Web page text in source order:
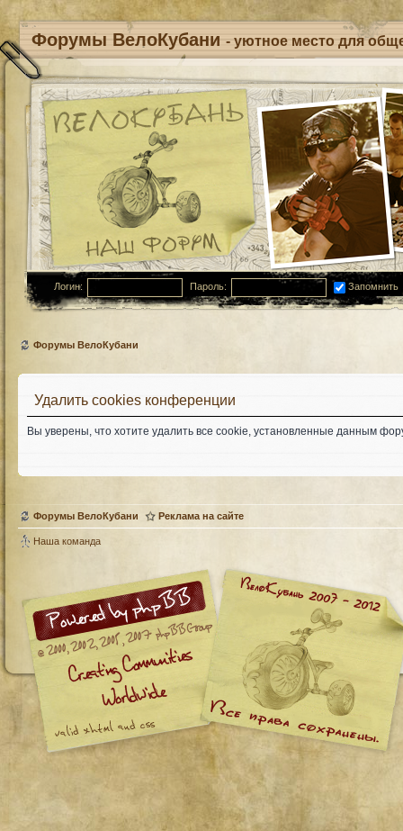
Форумы ВелоКубани - уютное место для
Логин: Пароль: Запомнить
Форумы ВелоКубани
Удалить cookies конференции
Вы уверены, что хотите удалить все cookie, установленные данным
Форумы ВелоКубани Реклама на сайте
Наша команда